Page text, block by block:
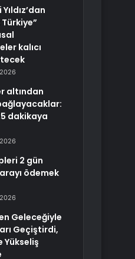
kalıcı
altından
dakikaya
2 gün
ödemek
Geleceğiyle
Geçiştirdi,
Yükseliş